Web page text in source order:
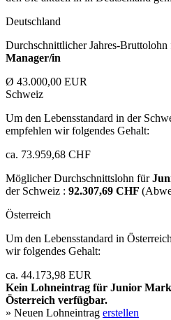
Deutschland
Durchschnittlicher Jahres-Bruttolohn
Manager/in
Ø 43.000,00 EUR
Schweiz
Um den Lebensstandard in der
empfehlen wir folgendes Gehalt:
ca. 73.959,68 CHF
Möglicher Durchschnittslohn für
der Schweiz : 92.307,69 CHF
Österreich
Um den Lebensstandard in
wir folgendes Gehalt:
ca. 44.173,98 EUR
Kein Lohneintrag für Junior
Österreich verfügbar.
» Neuen Lohneintrag erstellen